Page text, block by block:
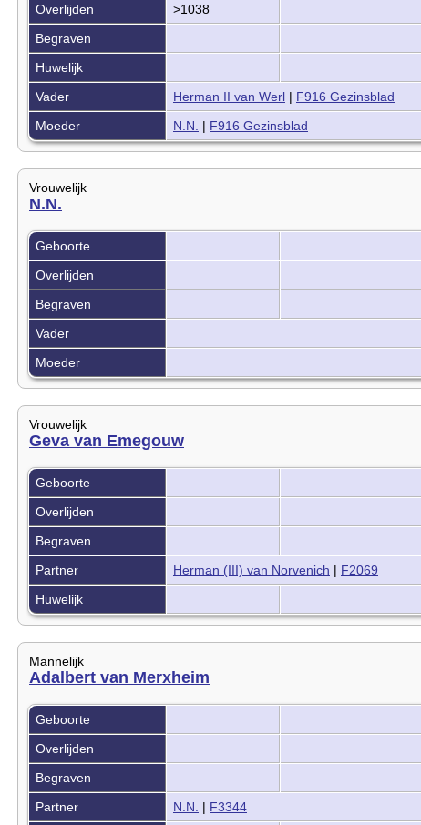
Overlijden
>1038
Begraven
Huwelijk
Vader
Herman II van Werl | F916 Gezinsblad
Moeder
N.N. | F916 Gezinsblad
Vrouwelijk
N.N.
Geboorte
Overlijden
Begraven
Vader
Moeder
Vrouwelijk
Geva van Emegouw
Geboorte
Overlijden
Begraven
Partner
Herman (III) van Norvenich | F2069
Huwelijk
Mannelijk
Adalbert van Merxheim
Geboorte
Overlijden
Begraven
Partner
N.N. | F3344